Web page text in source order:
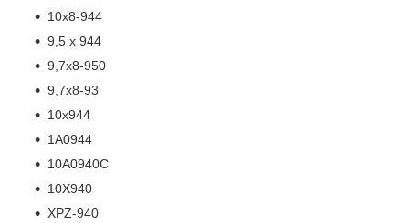
10х8-944
9,5 x 944
9,7х8-950
9,7х8-93
10х944
1A0944
10A0940C
10X940
XPZ-940